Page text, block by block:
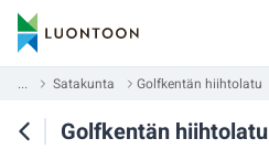
... Satakunta Golfkentän hiihtolatu
Golfkentän hiihtolatu